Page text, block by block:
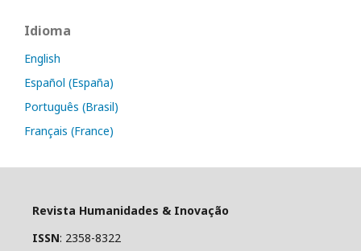
Idioma
English
Español (España)
Português (Brasil)
Français (France)
Revista Humanidades & Inovação
ISSN: 2358-8322